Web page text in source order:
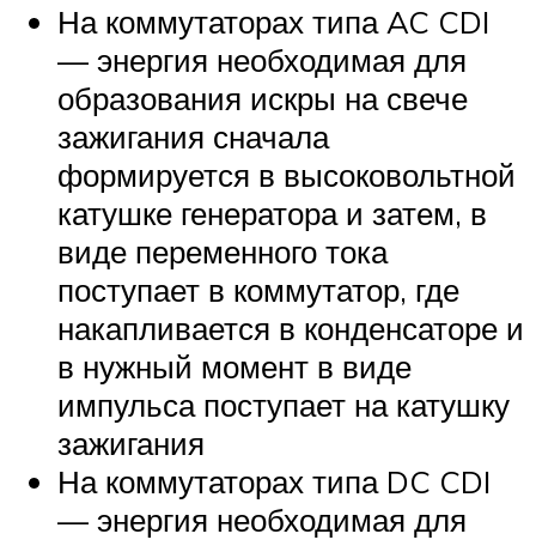
На коммутаторах типа AC CDI
— энергия необходимая для
образования искры на свече
зажигания сначала
формируется в высоковольтной
катушке генератора и затем, в
виде переменного тока
поступает в коммутатор, где
накапливается в конденсаторе и
в нужный момент в виде
импульса поступает на катушку
зажигания
На коммутаторах типа DC CDI
— энергия необходимая для